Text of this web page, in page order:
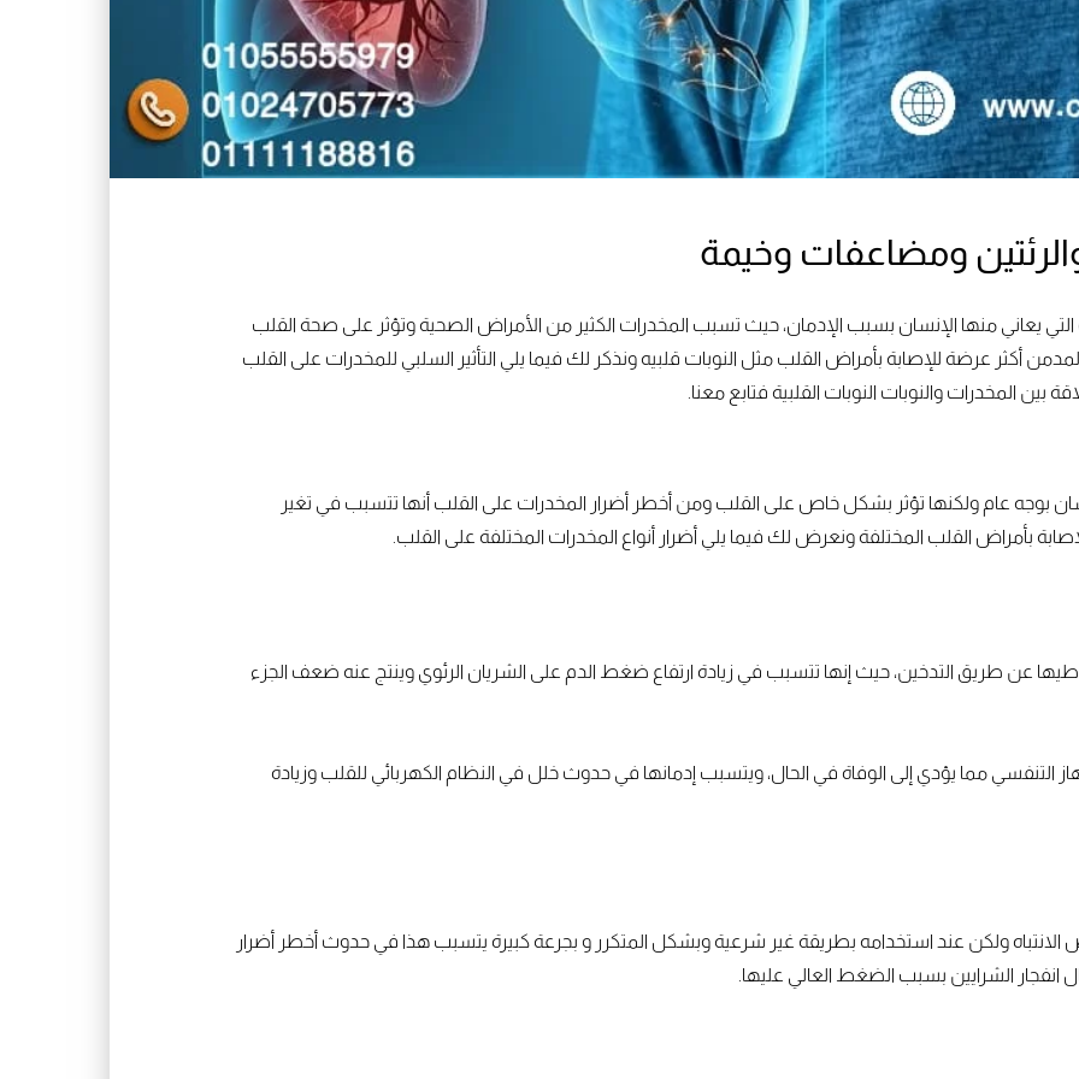
ومضاعفات وخيمة
التي يعاني منها الإنسان بسبب الإدمان، حيث تسبب المخدرات الكثير من الأمراض الصحية وتؤثر على صحة القلب
أكثر عرضة للإصابة بأمراض القلب مثل النوبات قلبيه ونذكر لك فيما يلي التأثير السلبي للمخدرات على القلب
المخدرات والنوبات النوبات القلبية فتابع معنا.
بوجه عام ولكنها تؤثر بشكل خاص على القلب ومن أخطر أضرار المخدرات على القلب أنها تتسبب في تغير
بأمراض القلب المختلفة ونعرض لك فيما يلي أضرار أنواع المخدرات المختلفة على القلب.
عن طريق التدخين، حيث إنها تتسبب في زيادة ارتفاع ضغط الدم على الشريان الرئوي وينتج عنه ضعف الجزء
مما يؤدي إلى الوفاة في الحال، ويتسبب إدمانها في حدوث خلل في النظام الكهربائي للقلب وزيادة
ولكن عند استخدامه بطريقة غير شرعية وبشكل المتكرر و بجرعة كبيرة يتسبب هذا في حدوث أخطر أضرار
الشرايين بسبب الضغط العالي عليها.